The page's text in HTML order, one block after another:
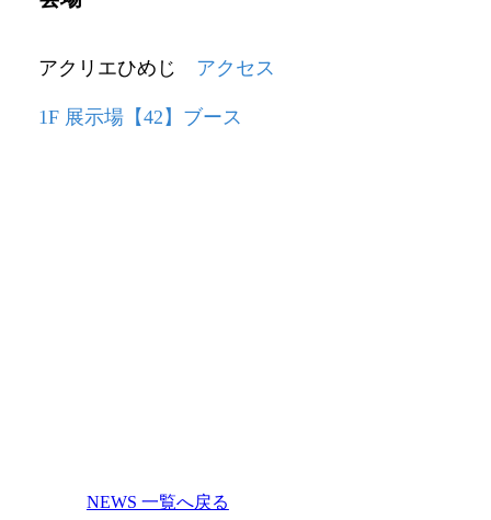
アクリエひめじ アクセス
1F 展示場【42】ブース
NEWS 一覧へ戻る